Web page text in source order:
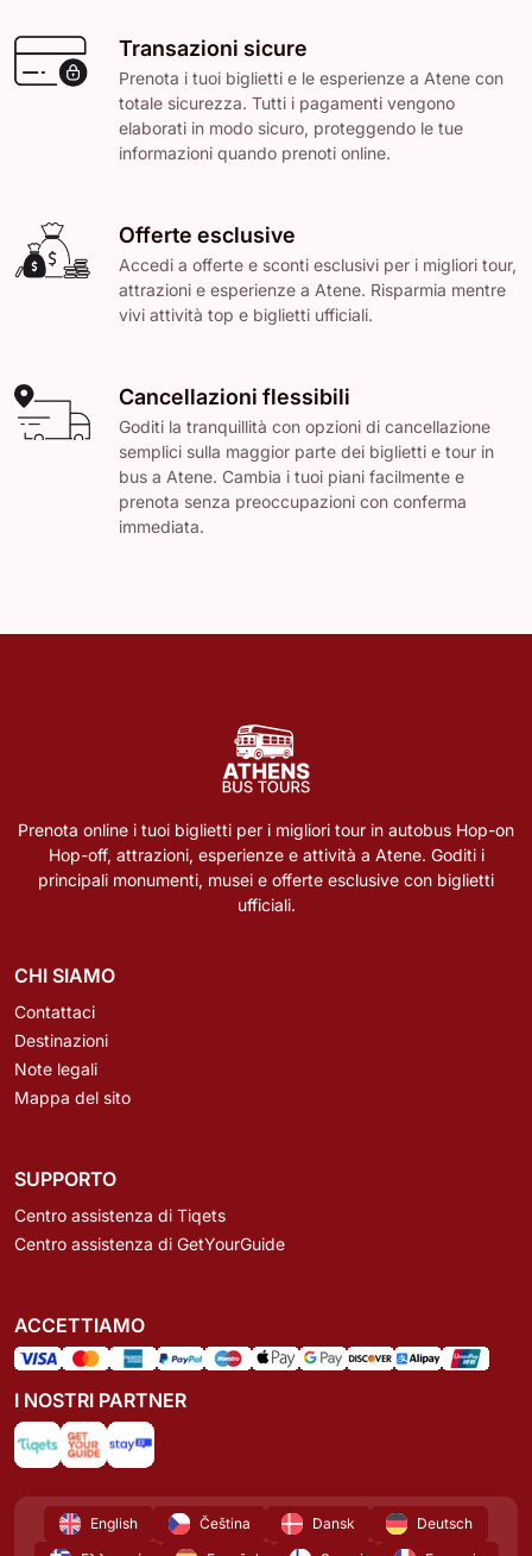
Transazioni sicure
Prenota i tuoi biglietti e le esperienze a Atene con
totale sicurezza. Tutti i pagamenti vengono
elaborati in modo sicuro, proteggendo le tue
informazioni quando prenoti online.
Offerte esclusive
Accedi a offerte e sconti esclusivi per i migliori tour,
attrazioni e esperienze a Atene. Risparmia mentre
vivi attività top e biglietti ufficiali.
Cancellazioni flessibili
Goditi la tranquillità con opzioni di cancellazione
semplici sulla maggior parte dei biglietti e tour in
bus a Atene. Cambia i tuoi piani facilmente e
prenota senza preoccupazioni con conferma
immediata.
Prenota online i tuoi biglietti per i migliori tour in autobus Hop-on
Hop-off, attrazioni, esperienze e attività a Atene. Goditi i
principali monumenti, musei e offerte esclusive con biglietti
ufficiali.
CHI SIAMO
Contattaci
Destinazioni
Note legali
Mappa del sito
SUPPORTO
Centro assistenza di Tiqets
Centro assistenza di GetYourGuide
ACCETTIAMO
I NOSTRI PARTNER
English Čeština Dansk
Deutsch